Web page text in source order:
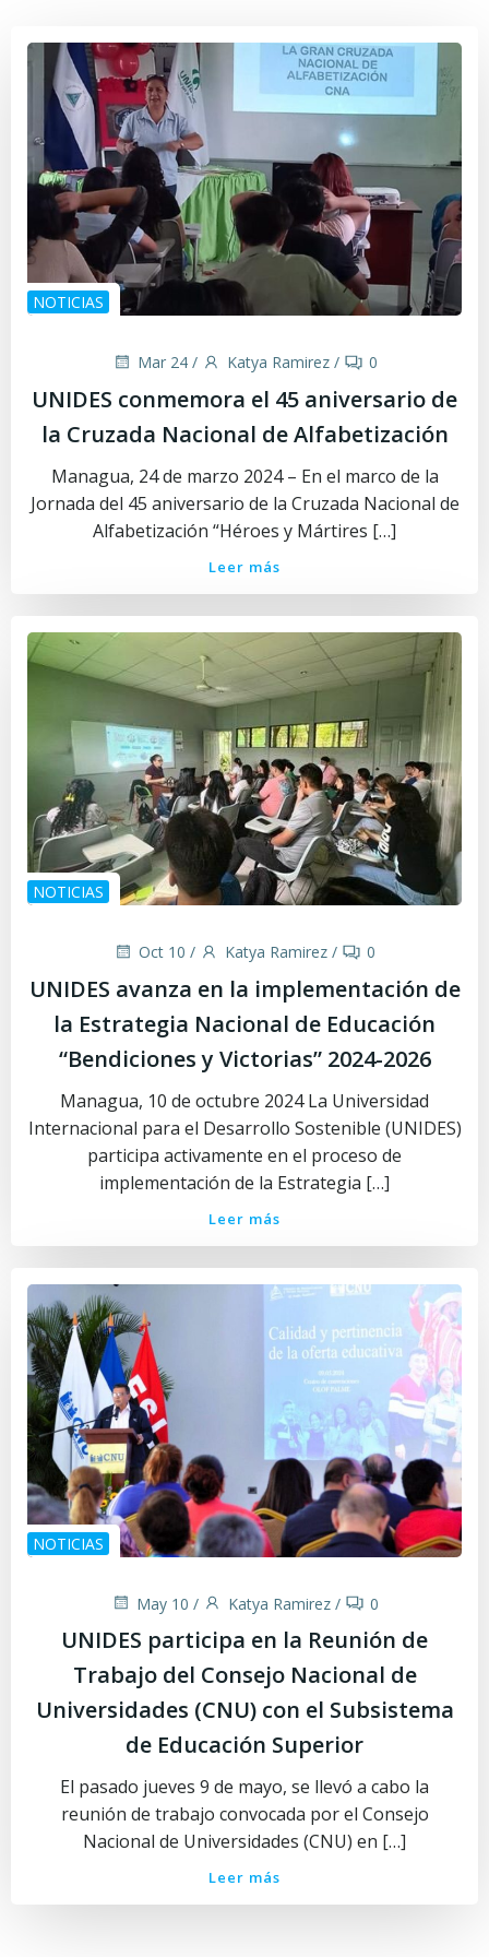
NOTICIAS
Mar 24 / Katya Ramirez / 0
UNIDES conmemora el 45 aniversario de
la Cruzada Nacional de Alfabetización
Managua, 24 de marzo 2024 – En el marco de la
Jornada del 45 aniversario de la Cruzada Nacional de
Alfabetización “Héroes y Mártires […]
Leer más
NOTICIAS
Oct 10 / Katya Ramirez / 0
UNIDES avanza en la implementación de
la Estrategia Nacional de Educación
“Bendiciones y Victorias” 2024-2026
Managua, 10 de octubre 2024 La Universidad
Internacional para el Desarrollo Sostenible (UNIDES)
participa activamente en el proceso de
implementación de la Estrategia […]
Leer más
NOTICIAS
May 10 / Katya Ramirez / 0
UNIDES participa en la Reunión de
Trabajo del Consejo Nacional de
Universidades (CNU) con el Subsistema
de Educación Superior
El pasado jueves 9 de mayo, se llevó a cabo la
reunión de trabajo convocada por el Consejo
Nacional de Universidades (CNU) en […]
Leer más